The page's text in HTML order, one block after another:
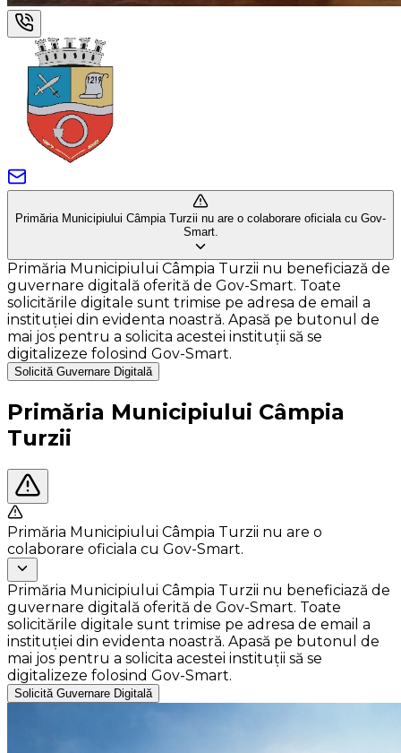
Primăria Municipiului Câmpia Turzii nu are o colaborare oficiala cu Gov-
Smart.
Primăria Municipiului Câmpia Turzii nu beneficiază de
guvernare digitală oferită de Gov-Smart. Toate
solicitările digitale sunt trimise pe adresa de email a
instituției din evidenta noastră. Apasă pe butonul de
mai jos pentru a solicita acestei instituții să se
digitalizeze folosind Gov-Smart.
Solicită Guvernare Digitală
Primăria Municipiului Câmpia
Turzii
Primăria Municipiului Câmpia Turzii nu are o
colaborare oficiala cu Gov-Smart.
Primăria Municipiului Câmpia Turzii nu beneficiază de
guvernare digitală oferită de Gov-Smart. Toate
solicitările digitale sunt trimise pe adresa de email a
instituției din evidenta noastră. Apasă pe butonul de
mai jos pentru a solicita acestei instituții să se
digitalizeze folosind Gov-Smart.
Solicită Guvernare Digitală